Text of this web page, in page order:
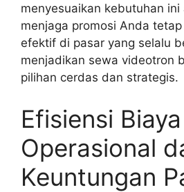
menyesuaikan kebutuhan
menjaga promosi Anda
efektif di pasar yang selalu
menjadikan sewa videotron
pilihan cerdas dan strategis.
Efisiensi Biaya
Operasional
Keuntungan